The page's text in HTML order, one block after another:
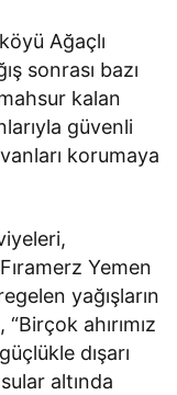
Ağaçlı
sonrası bazı
kalan
güvenli
korumaya
Yemen
yağışların
ahırımız
dışarı
altında